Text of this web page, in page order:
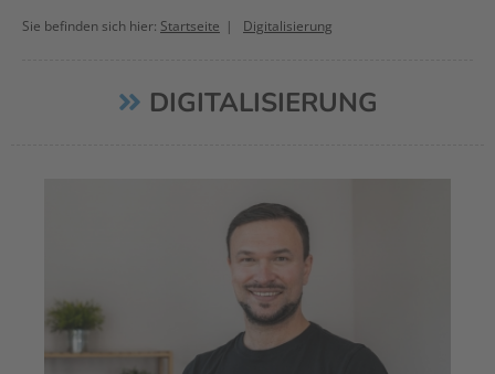
Sie befinden sich hier: Startseite Digitalisierung
DIGITALISIERUNG